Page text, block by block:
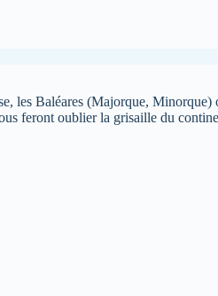
les Baléares (Majorque,
feront oublier la grisaille du